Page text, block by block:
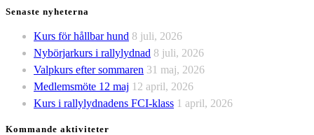
Senaste nyheterna
Kurs för hållbar hund 8 juli, 2026
Nybörjarkurs i rallylydnad 8 juli, 2026
Valpkurs efter sommaren 31 maj, 2026
Medlemsmöte 12 maj 12 april, 2026
Kurs i rallylydnadens FCI-klass 1 april, 2026
Kommande aktiviteter